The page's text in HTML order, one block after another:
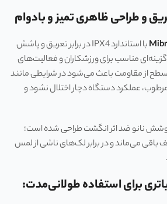
و طراحی ظاهری تمیز و بادوام
با استاندارد IPX4 در برابر تعریق و پاشش
مناسب برای ورزشکاران و فعالیت‌های
از مقاومت باعث می‌شود در شرایطی مانند
عملکرد دستگاه دچار اختلال نشود و
نانو ضد اثر انگشت طراحی شده است؛
باقی می‌ماند و در برابر لک‌های ناشی از لمس
برای استفاده طولانی‌مدت: